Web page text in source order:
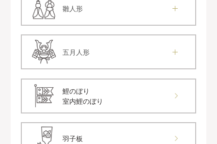
雛人形
五月人形
鯉のぼり
室内鯉のぼり
羽子板